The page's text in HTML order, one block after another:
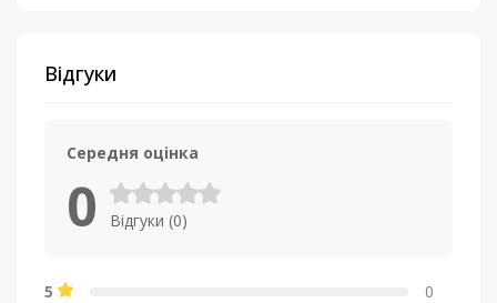
Відгуки
Середня оцінка
0 Відгуки (0)
5
0